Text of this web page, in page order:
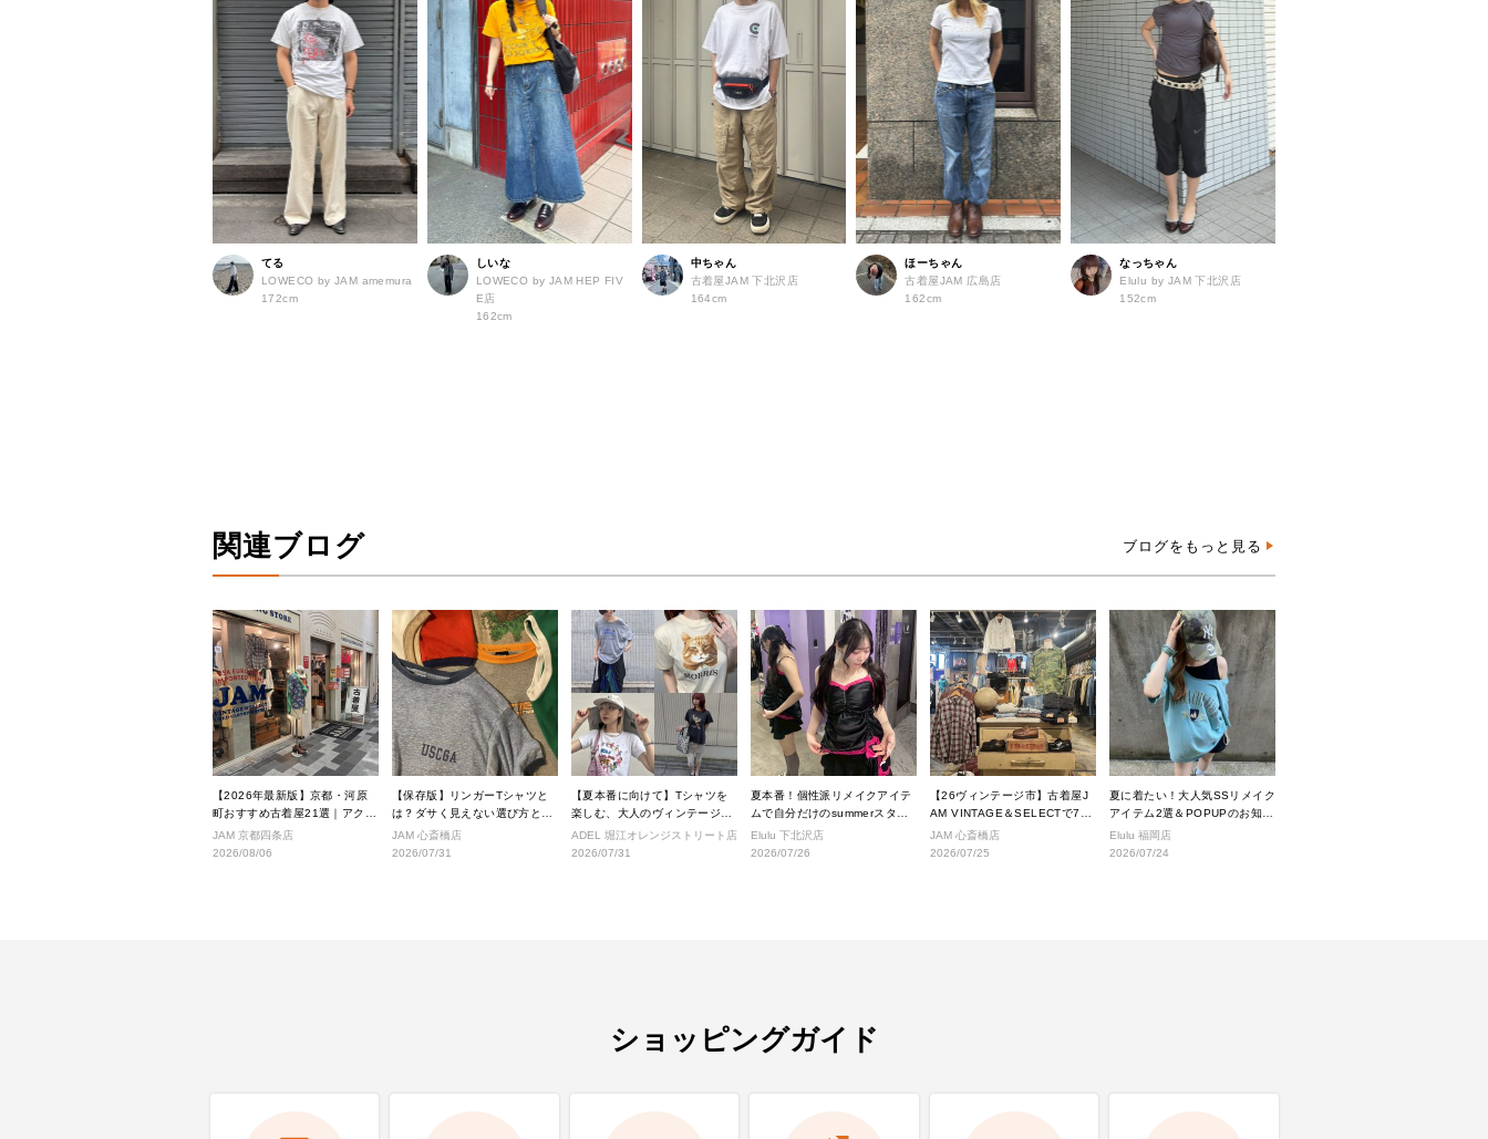
てる
LOWECO by JAM amemura
172cm
しいな
LOWECO by JAM HEP FIV
E店
162cm
中ちゃん
古着屋JAM 下北沢店
164cm
ほーちゃん
古着屋JAM 広島店
162cm
なっちゃん
Elulu by JAM 下北沢店
152cm
関連ブログ ブログをもっと見る
【2026年最新版】京都・河原
町おすすめ古着屋21選｜アクセ
ス良好な絶対行くべきショップ
厳選！
JAM 京都四条店
2026/08/06
【保存版】リンガーTシャツと
は？ダサく見えない選び方と着
こなし完全ガイド
JAM 心斎橋店
2026/07/31
【夏本番に向けて】Tシャツを
楽しむ、大人のヴィンテージス
タイル
ADEL 堀江オレンジストリート店
2026/07/31
夏本番！個性派リメイクアイテ
ムで自分だけのsummerスタイ
ルへ！
Elulu 下北沢店
2026/07/26
【26ヴィンテージ市】古着屋J
AM VINTAGE＆SELECTで7月
に入荷されるヴィンテージアイ
テムをご紹介。
JAM 心斎橋店
2026/07/25
夏に着たい！大人気SSリメイク
アイテム2選＆POPUPのお知ら
せ
Elulu 福岡店
2026/07/24
ショッピングガイド